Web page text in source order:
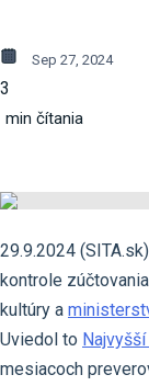
Sep 27, 2024
3
min čítania
29.9.2024
kontrole
kultúry a
Uviedol to
mesiacoch